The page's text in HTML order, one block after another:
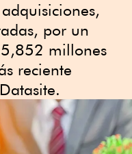
por un
millones
reciente